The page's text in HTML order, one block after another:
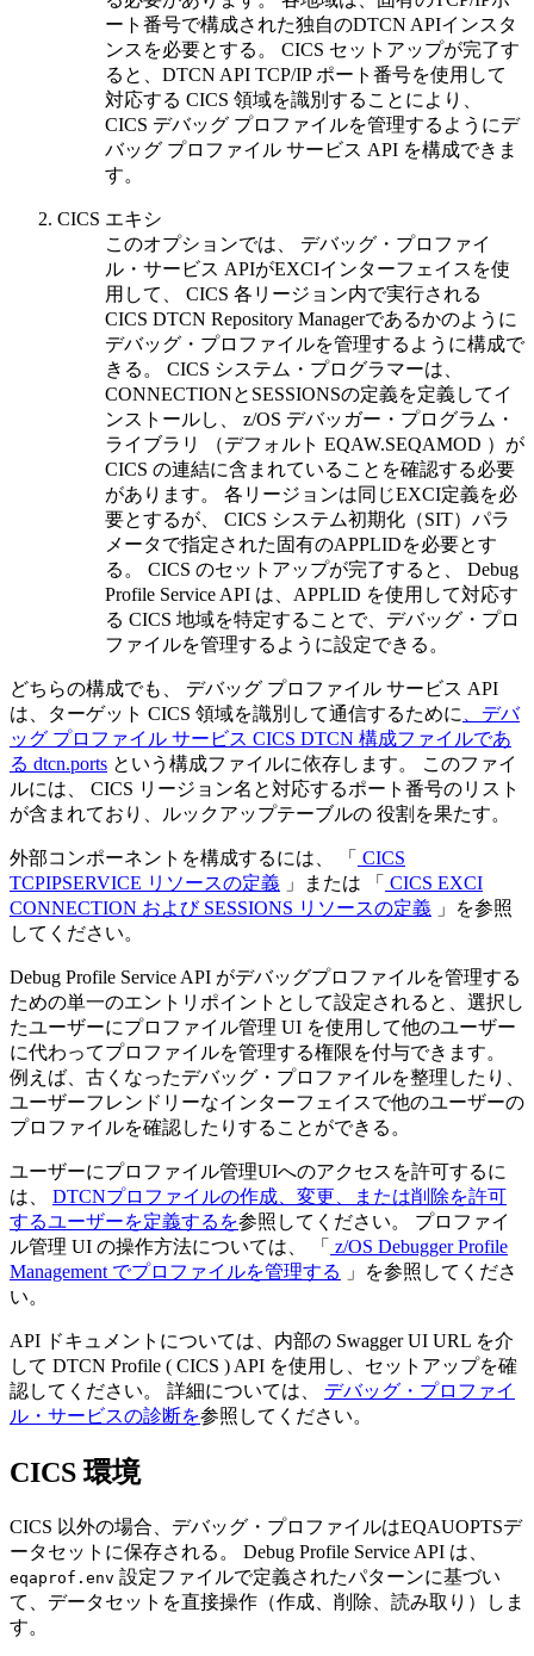
ート番号で構成された独自のDTCN APIインスタ
ンスを必要とする。 CICS セットアップが完了す
ると、DTCN API TCP/IP ポート番号を使用して
対応する CICS 領域を識別することにより、
CICS デバッグ プロファイルを管理するようにデ
バッグ プロファイル サービス API を構成できま
す。
CICS エキシ
このオプションでは、 デバッグ・プロファイ
ル・サービス APIがEXCIインターフェイスを使
用して、 CICS 各リージョン内で実行される
CICS DTCN Repository Managerであるかのように
デバッグ・プロファイルを管理するように構成で
きる。 CICS システム・プログラマーは、
CONNECTIONとSESSIONSの定義を定義してイ
ンストールし、 z/OS デバッガー・プログラム・
ライブラリ
（デフォルト EQAW.SEQAMOD ）が
CICS の連結に含まれていることを確認する必要
があります。 各リージョンは同じEXCI定義を必
要とするが、 CICS システム初期化（SIT）パラ
メータで指定された固有のAPPLIDを必要とす
る。 CICS のセットアップが完了すると、 Debug
Profile ServiceAPI は、APPLID を使用して対応す
る CICS 地域を特定することで、デバッグ・プロ
ファイルを管理するように設定できる。
どちらの構成でも、 デバッグ プロファイル サービス API
は、ターゲット CICS 領域を識別して通信するために、デバ
ッグ プロファイル サービス CICS DTCN 構成ファイルであ
る dtcn.ports という構成ファイルに依存します。 このファイ
ルには、 CICS リージョン名と対応するポート番号のリスト
が含まれており、ルックアップテーブルの 役割を果たす。
外部コンポーネントを構成するには、 「 CICS
TCPIPSERVICE リソースの定義 」または 「 CICS EXCI
CONNECTION および SESSIONS リソースの定義 」を参照
してください。
Debug Profile ServiceAPI がデバッグプロファイルを管理する
ための単一のエントリポイントとして設定されると、選択し
たユーザーにプロファイル管理 UI を使用して他のユーザー
に代わってプロファイルを管理する権限を付与できます。
例えば、古くなったデバッグ・プロファイルを整理したり、
ユーザーフレンドリーなインターフェイスで他のユーザーの
プロファイルを確認したりすることができる。
ユーザーにプロファイル管理UIへのアクセスを許可するに
は、 DTCNプロファイルの作成、変更、または削除を許可
するユーザーを定義するを参照してください。 プロファイ
ル管理 UI の操作方法については、 「 z/OS Debugger Profile
Management でプロファイルを管理する
」を参照してくださ
い。
API ドキュメントについては、内部の Swagger UI URL を介
して DTCN Profile ( CICS ) API を使用し、セットアップを確
認してください。 詳細については、 デバッグ・プロファイ
ル・サービスの診断を参照してください。
CICS 環境
CICS 以外の場合、デバッグ・プロファイルはEQAUOPTSデ
ータセットに保存される。 Debug Profile Service API は、
eqaprof.env 設定ファイルで定義されたパターンに基づい
て、データセットを直接操作（作成、削除、読み取り）しま
す。